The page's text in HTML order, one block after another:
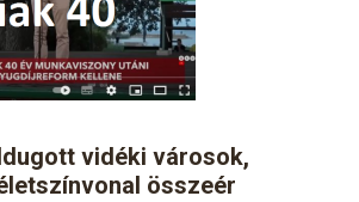
vidéki városok,
összeér